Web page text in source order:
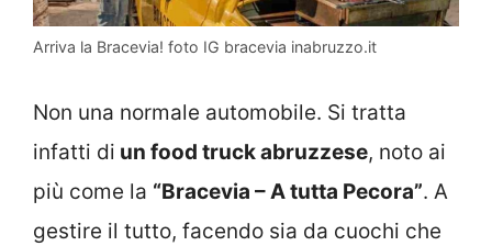
Arriva la Bracevia! foto IG bracevia inabruzzo.it
Non una normale automobile. Si tratta
infatti di un food truck abruzzese, noto ai
più come la “Bracevia – A tutta Pecora”. A
gestire il tutto, facendo sia da cuochi che